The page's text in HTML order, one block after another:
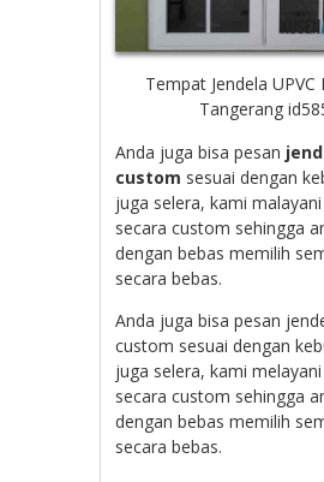
Tempat Jendela UPVC
Tangerang
Anda juga bisa pesan
custom sesuai dengan
juga selera, kami
secara custom sehingga
dengan bebas memilih
secara bebas.
Anda juga bisa pesan
custom sesuai dengan
juga selera, kami
secara custom sehingga
dengan bebas memilih
secara bebas.